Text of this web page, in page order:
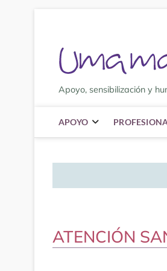
contenido
Apoyo, sensibilización y
APOYO
ATENCIÓN